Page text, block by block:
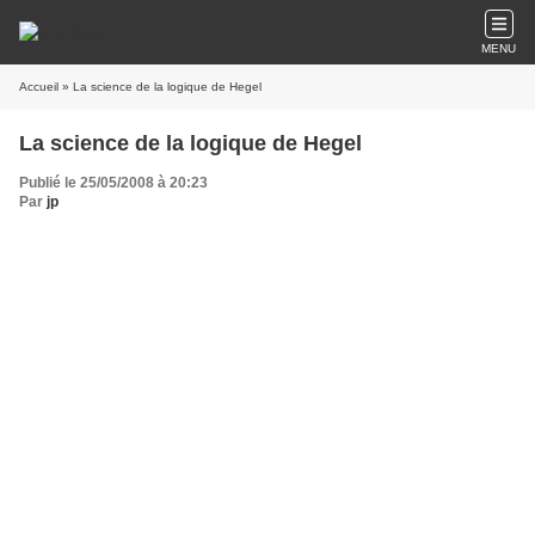
MENU
Accueil » La science de la logique de Hegel
La science de la logique de Hegel
Publié le 25/05/2008 à 20:23
Par jp